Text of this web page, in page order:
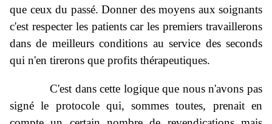
que ceux du passé. Donner des moyens aux soignants
c'est respecter les patients car les premiers travaillerons
dans de meilleurs conditions au service des seconds
qui n'en tirerons que profits thérapeutiques.
C'est dans cette logique que nous n'avons pas
signé le protocole qui, sommes toutes, prenait en